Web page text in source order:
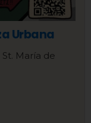
Urbana
María de